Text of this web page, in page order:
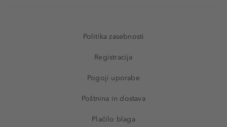
Politika zasebnosti
Registracija
Pogoji uporabe
Poštnina in dostava
Plačilo blaga